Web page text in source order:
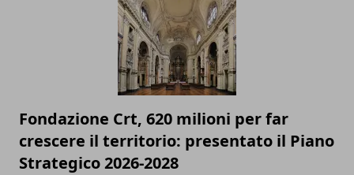
Fondazione Crt, 620 milioni per far
crescere il territorio: presentato il Piano
Strategico 2026-2028